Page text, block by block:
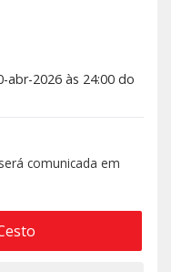
abr-2026 às 24:00 do
comunicada em